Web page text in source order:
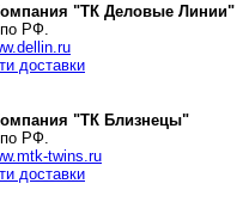
"ТК Деловые Линии"
РФ.
доставки
"ТК Близнецы"
РФ.
twins.ru
доставки